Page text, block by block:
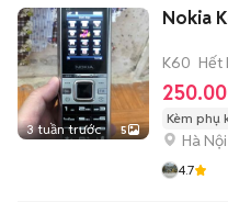
3 tuần trước 5
Nokia
K60 Hết
Kèm phụ
Hà Nội
4.7